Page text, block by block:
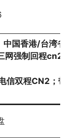
中国香港/台湾省
网强制回程cn2；
信双程CN2；带